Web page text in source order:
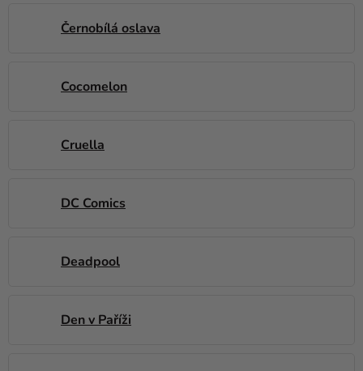
Černobílá oslava
Cocomelon
Cruella
DC Comics
Deadpool
Den v Paříži